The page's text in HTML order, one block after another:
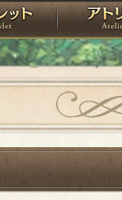
ローレット